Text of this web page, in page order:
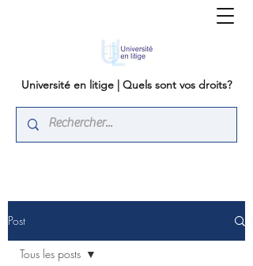
Université en litige | Quels sont vos droits?
Post
Tous les posts